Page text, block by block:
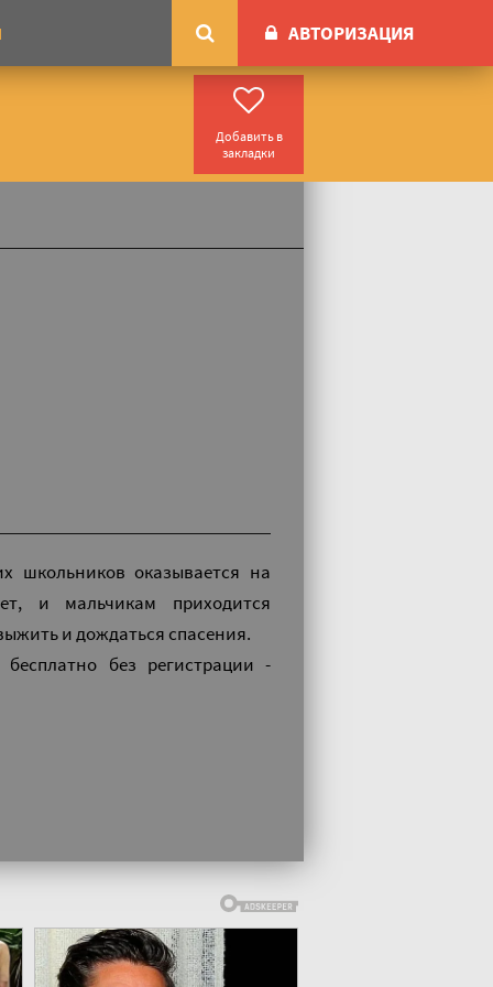
АВТОРИЗАЦИЯ
Добавить в
закладки
школьников оказывается на
и мальчикам приходится
и дождаться спасения.
без регистрации -